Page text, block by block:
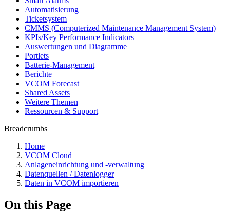
Automatisierung
Ticketsystem
CMMS (Computerized Maintenance Management System)
KPIs/Key Performance Indicators
Auswertungen und Diagramme
Portlets
Batterie-Management
Berichte
VCOM Forecast
Shared Assets
Weitere Themen
Ressourcen & Support
Breadcrumbs
Home
VCOM Cloud
Anlageneinrichtung und -verwaltung
Datenquellen / Datenlogger
Daten in VCOM importieren
On this Page